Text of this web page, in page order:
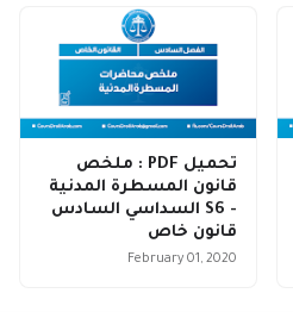
تحميل PDF : ملخص
قانون المسطرة المدنية
- S6 السداسي السادس
قانون خاص
February 01, 2020